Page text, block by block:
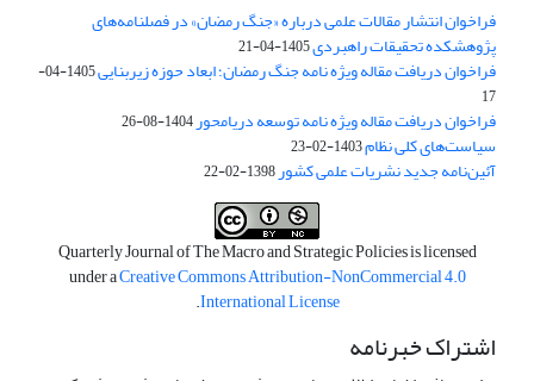
فراخوان انتشار مقالات علمی درباره «جنگ رمضان» در فصلنامه‌های
پژوهشکده تحقیقات راهبردی1405-04-21
فراخوان دریافت مقاله ویژه نامه جنگ رمضان؛ ابعاد حوزه زیربنایی
1405-04-
17
فراخوان دریافت مقاله ویژه نامه توسعه دریامحور1404-08-26
سیاست‌های کلی نظام1403-02-23
آئین‌نامه جدید نشریات علمی کشور1398-02-22
Quarterly Journal of The Macro and Strategic Policies is licensed
under aCreative Commons Attribution-NonCommercial 4.0
International License
.
اشتراک خبرنامه